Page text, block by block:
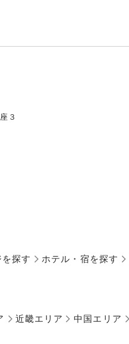
３
探す ホテル・宿を探す
近畿エリア 中国エリア